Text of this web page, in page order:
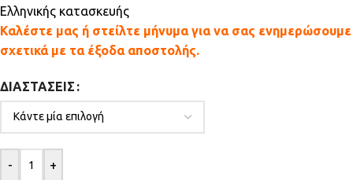
Ελληνικής κατασκευής
Καλέστε μας ή στείλτε μήνυμα για να σας ενημερώσουμε
σχετικά με τα έξοδα αποστολής.
ΔΙΑΣΤΆΣΕΙΣ
- +